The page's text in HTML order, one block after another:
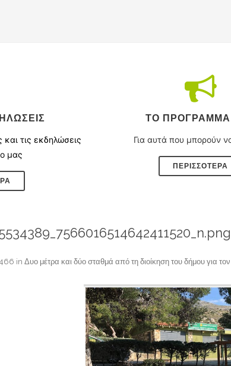
τις εκδηλώσεις
μας
ΤΟ
Για αυτά που μπορούν
ΠΕΡΙΣΣΟΤΕΡΑ
in Δυο μέτρα και δύο σταθμά από τη διοίκηση του δήμου για